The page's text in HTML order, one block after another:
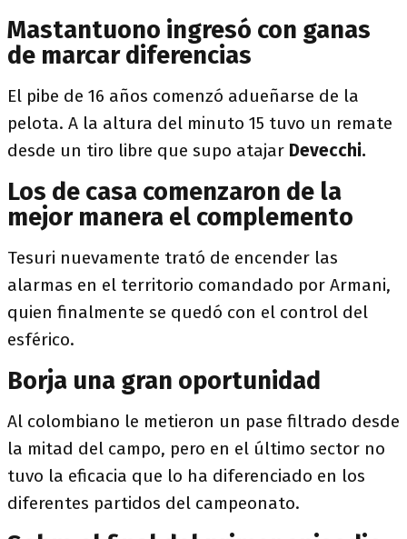
Mastantuono ingresó con ganas
de marcar diferencias
El pibe de 16 años comenzó adueñarse de la
pelota. A la altura del minuto 15 tuvo un remate
desde un tiro libre que supo atajar Devecchi.
Los de casa comenzaron de la
mejor manera el complemento
Tesuri nuevamente trató de encender las
alarmas en el territorio comandado por Armani,
quien finalmente se quedó con el control del
esférico.
Borja una gran oportunidad
Al colombiano le metieron un pase filtrado desde
la mitad del campo, pero en el último sector no
tuvo la eficacia que lo ha diferenciado en los
diferentes partidos del campeonato.